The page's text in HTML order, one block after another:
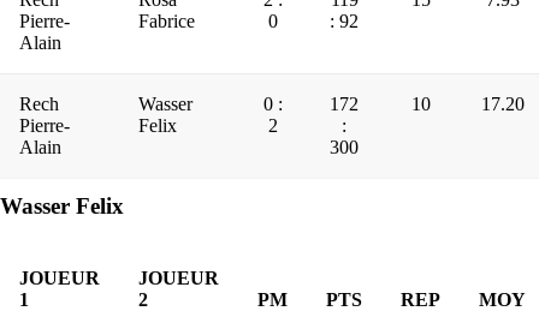
Pierre-
Alain
Fabrice
0
: 92
Rech
Pierre-
Alain
Wasser
Felix
0 :
2
172
:
300
10 17.20
Wasser Felix
JOUEUR
1
JOUEUR
2
PM PTS REP MOY